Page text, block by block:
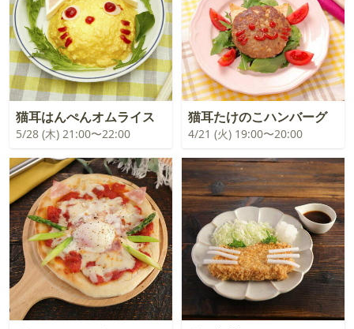
猫耳はんぺんオムライス
5/28 (木) 21:00〜22:00
猫耳たけのこハンバーグ
4/21 (火) 19:00〜20:00